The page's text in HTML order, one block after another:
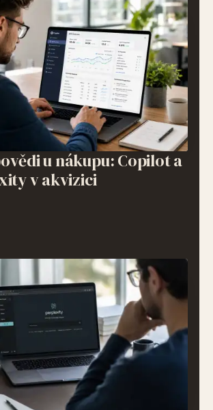
u nákupu: Copilot a
v akvizici